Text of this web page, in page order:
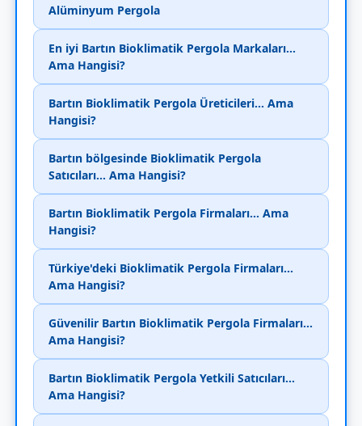
Alüminyum Pergola
En iyi Bartın Bioklimatik Pergola Markaları...
Ama Hangisi?
Bartın Bioklimatik Pergola Üreticileri... Ama
Hangisi?
Bartın bölgesinde Bioklimatik Pergola
Satıcıları... Ama Hangisi?
Bartın Bioklimatik Pergola Firmaları... Ama
Hangisi?
Türkiye'deki Bioklimatik Pergola Firmaları...
Ama Hangisi?
Güvenilir Bartın Bioklimatik Pergola Firmaları...
Ama Hangisi?
Bartın Bioklimatik Pergola Yetkili Satıcıları...
Ama Hangisi?